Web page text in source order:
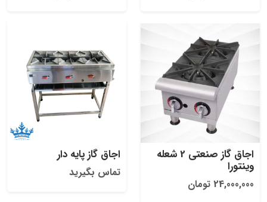
اجاق گاز صنعتی 2 شعله
وینتورا
24,000,000 تومان
اجاق گاز پایه دار
تماس بگیرید